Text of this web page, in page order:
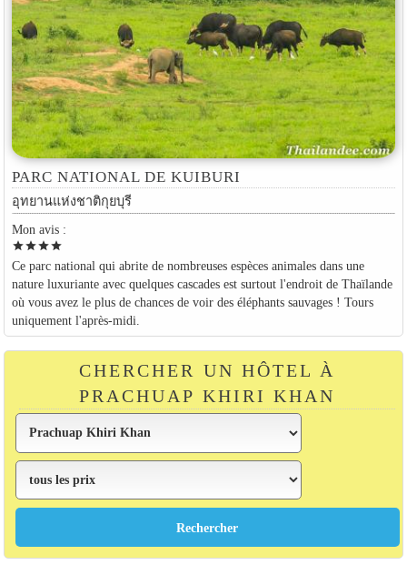
PARC NATIONAL DE KUIBURI
อุทยานแห่งชาติกุยบุรี
Mon avis :
starstarstarstar
Ce parc national qui abrite de nombreuses espèces animales dans une
nature luxuriante avec quelques cascades est surtout l'endroit de Thaïlande
où vous avez le plus de chances de voir des éléphants sauvages ! Tours
uniquement l'après-midi.
CHERCHER UN HÔTEL À
PRACHUAP KHIRI KHAN